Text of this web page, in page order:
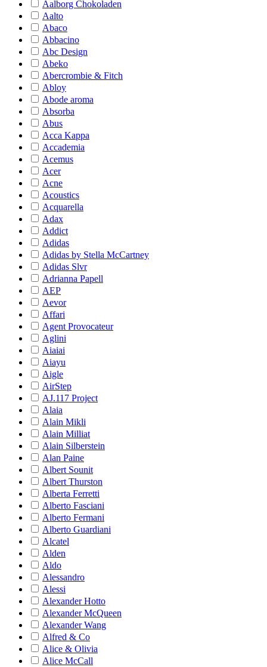
Aalborg Chokoladen
Aalto
Abaco
Abbacino
Abc Design
Abeko
Abercrombie & Fitch
Abloy
Abode aroma
Absorba
Abus
Acca Kappa
Accademia
Acemus
Acer
Acne
Acoustics
Acquarella
Adax
Addict
Adidas
Adidas by Stella McCartney
Adidas Slvr
Adrianna Papell
AEP
Aevor
Affari
Agent Provocateur
Aglini
Aiaiai
Aiayu
Aigle
AirStep
AJ.117 Project
Alaia
Alain Mikli
Alain Milliat
Alain Silberstein
Alan Paine
Albert Sounit
Albert Thurston
Alberta Ferretti
Alberto Fasciani
Alberto Fermani
Alberto Guardiani
Alcatel
Alden
Aldo
Alessandro
Alessi
Alexander Hotto
Alexander McQueen
Alexander Wang
Alfred & Co
Alice & Olivia
Alice McCall